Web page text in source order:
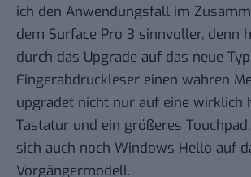
ich den Anwendungsfall im
dem Surface Pro 3 sinnvoller, denn
durch das Upgrade auf das neue
Fingerabdruckleser einen wahren
upgradet nicht nur auf eine wirklich
Tastatur und ein größeres
sich auch noch Windows Hello auf
Vorgängermodell.